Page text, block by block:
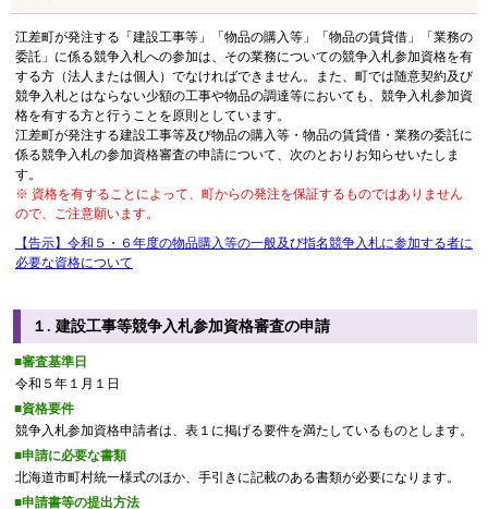
江差町が発注する「建設工事等」「物品の購入等」「物品の賃貸借」「業務の
委託」に係る競争入札への参加は、その業務についての競争入札参加資格を有
する方（法人または個人）でなければできません。また、町では随意契約及び
競争入札とはならない少額の工事や物品の調達等においても、競争入札参加資
格を有する方と行うことを原則としています。
江差町が発注する建設工事等及び物品の購入等・物品の賃貸借・業務の委託に
係る競争入札の参加資格審査の申請について、次のとおりお知らせいたしま
す。
※ 資格を有することによって、町からの発注を保証するものではありません
ので、ご注意願います。
【告示】令和５・６年度の物品購入等の一般及び指名競争入札に参加する者に
必要な資格について
１. 建設工事等競争入札参加資格審査の申請
■審査基準日
令和５年１月１日
■資格要件
競争入札参加資格申請者は、表１に掲げる要件を満たしているものとします。
■申請に必要な書類
北海道市町村統一様式のほか、手引きに記載のある書類が必要になります。
■申請書等の提出方法